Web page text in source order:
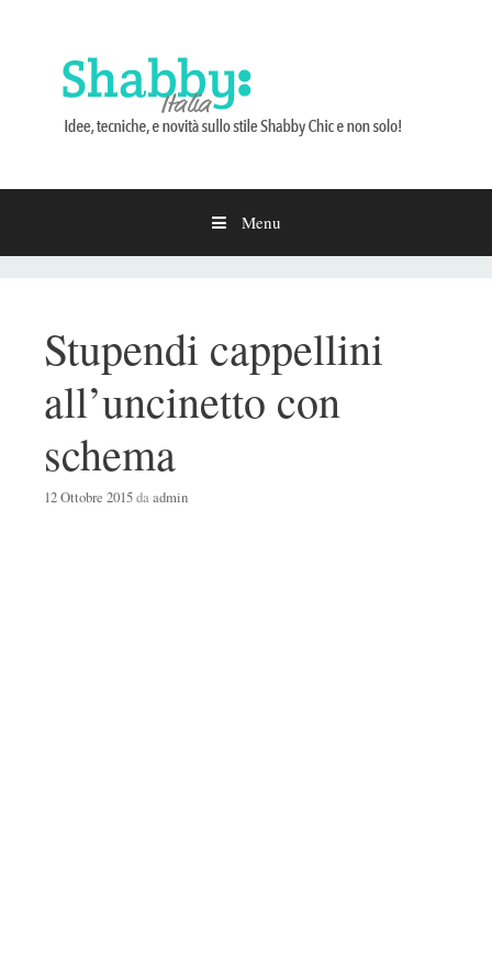
Menu
Stupendi cappellini
all’uncinetto con
schema
12 Ottobre 2015daadmin